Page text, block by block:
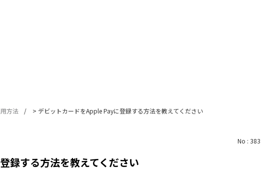
方法 > デビットカードをApple Payに登録する方法を教えてください
No : 383
録する方法を教えてください